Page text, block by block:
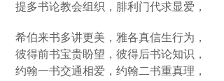
提多书论教会组织，腓利门代求显爱，
希伯来书多讲更美，雅各真信生行为，
彼得前书宝贵盼望，彼得后书论知识，
约翰一书交通相爱，约翰二书重真理，